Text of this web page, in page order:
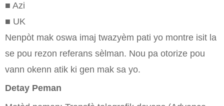
■ Azi
■ UK
Nenpòt mak oswa imaj twazyèm pati yo montre isit la
se pou rezon referans sèlman. Nou pa otorize pou
vann okenn atik ki gen mak sa yo.
Detay Peman